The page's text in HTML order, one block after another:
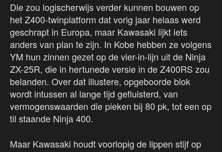
Die zou logischerwijs verder kunnen bouwen op
het Z400-twinplatform dat vorig jaar helaas werd
geschrapt in Europa, maar Kawasaki lijkt iets
anders van plan te zijn. In Kobe hebben ze volgens
YM hun zinnen gezet op de vier-in-lijn uit de Ninja
ZX-25R, die in hertunede versie in de Z400RS zou
belanden. Over dat illustere, opgeboorde blok
wordt intussen al lange tijd gefluisterd, van
vermogenswaarden die pieken bij 80 pk, tot een op
til staande Ninja 400.
Maar Kawasaki houdt voorlopig de lippen stijf op